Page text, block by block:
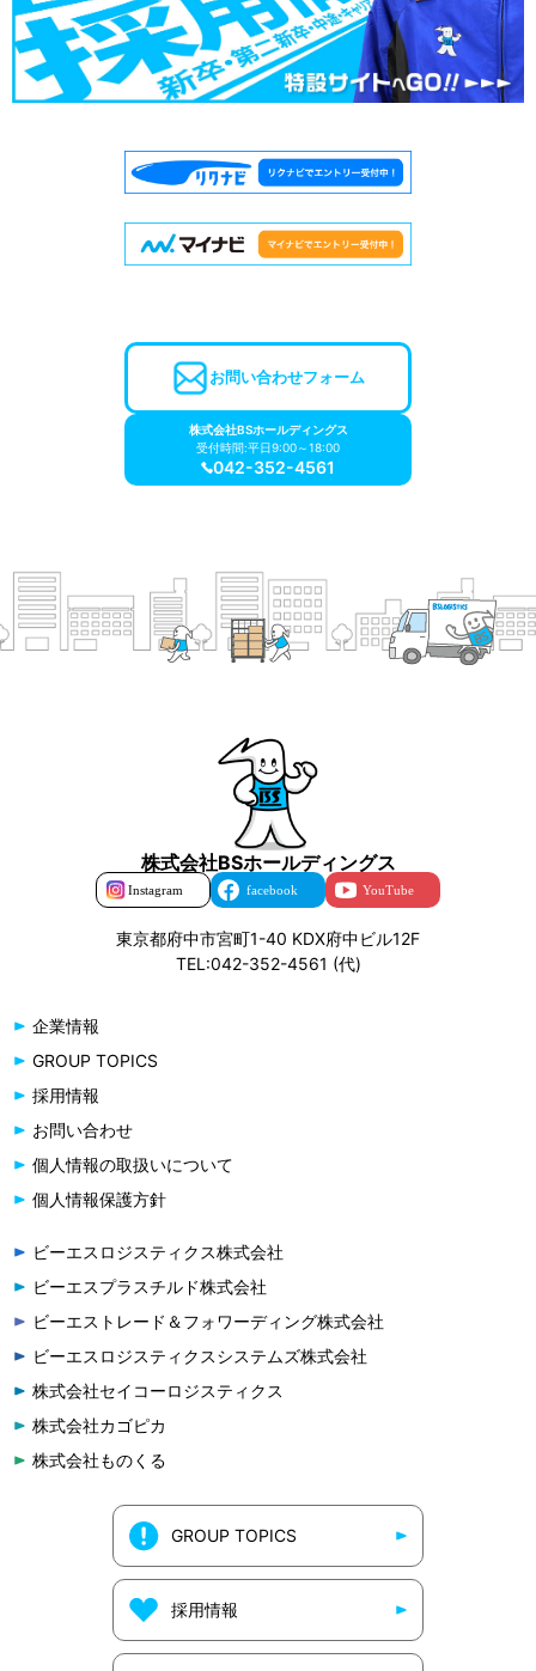
お問い合わせフォーム
株式会社BSホールディングス
受付時間:平日9:00～18:00
042-352-4561
株式会社BSホールディングス
東京都府中市宮町1-40 KDX府中ビル12F
TEL:042-352-4561 (代)
企業情報
GROUP TOPICS
採用情報
お問い合わせ
個人情報の取扱いについて
個人情報保護方針
ビーエスロジスティクス株式会社
ビーエスプラスチルド株式会社
ビーエストレード＆フォワーディング株式会社
ビーエスロジスティクスシステムズ株式会社
株式会社セイコーロジスティクス
株式会社カゴピカ
株式会社ものくる
GROUP TOPICS
採用情報